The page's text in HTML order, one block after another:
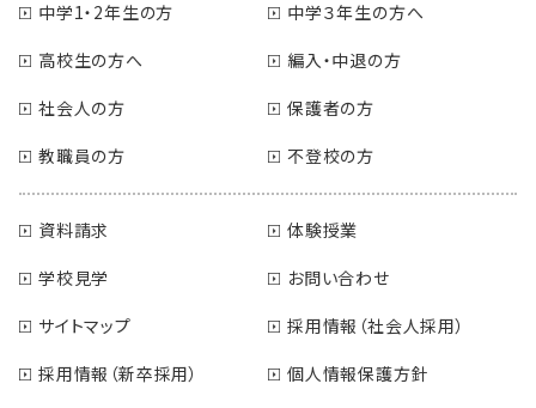
中学1・2年生の方
中学３年生の方へ
高校生の方へ
編入・中退の方
社会人の方
保護者の方
教職員の方
不登校の方
資料請求
体験授業
学校見学
お問い合わせ
サイトマップ
採用情報（社会人採用）
採用情報（新卒採用）
個人情報保護方針